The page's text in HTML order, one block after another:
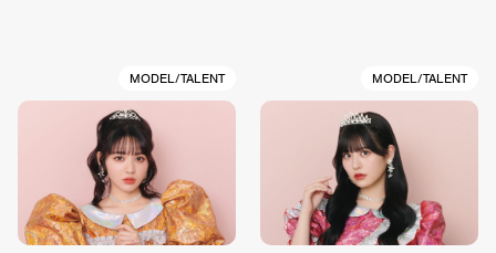
MODEL/TALENT MODEL/TALENT